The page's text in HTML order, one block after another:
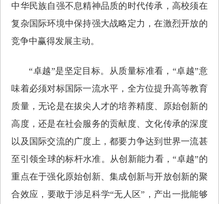
中华民族自强不息精神品质的时代传承，高校须在
复杂国际环境中保持强大战略定力，在激烈开放的
竞争中赢得发展主动。
“卓越”是坚定目标。从质量标准看，“卓越”意
味着必须对标国际一流水平，全方位提升高等教育
质量，无论是在拔尖人才的培养精度、原始创新的
高度，还是在社会服务的贡献度、文化传承的深度
以及国际交流的广度上，都要力争达到世界一流甚
至引领全球的标杆水准。从创新能力看，“卓越”的
重点在于强化原始创新、集成创新与开放创新的聚
合效应，要敢于涉足科学“无人区”，产出一批能够